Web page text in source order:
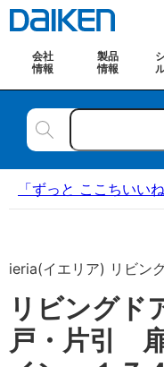
会社
情報
製品
情報
「ずっと ここちい
ieria(イエリア) リビン
リビング
戸・片引